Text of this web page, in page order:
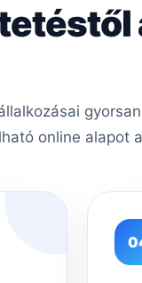
online alapot